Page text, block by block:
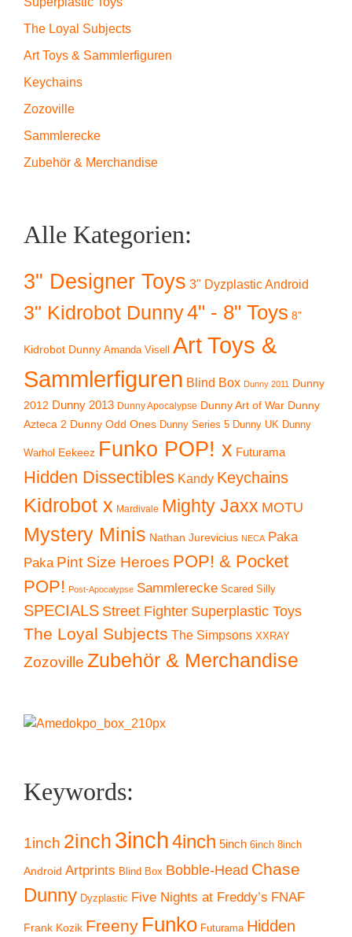
The Loyal Subjects
Art Toys & Sammlerfiguren
Keychains
Zozoville
Sammlerecke
Zubehör & Merchandise
Alle Kategorien:
3" Designer Toys 3" Dyzplastic Android
3" Kidrobot Dunny4" - 8" Toys 8"
Kidrobot Dunny Amanda Visell Art Toys &
Sammlerfiguren Blind Box Dunny 2011 Dunny
2012 Dunny 2013 Dunny Apocalypse Dunny Art of War Dunny
Azteca 2 Dunny Odd Ones Dunny Series 5 Dunny UK Dunny
Warhol Eekeez Funko POP! x Futurama
Hidden Dissectibles Kandy Keychains
Kidrobot x Mardivale Mighty Jaxx MOTU
Mystery Minis Nathan Jurevicius NECA Paka
Paka Pint Size Heroes POP! & Pocket
POP! Post-Apocalypse Sammlerecke Scared Silly
SPECIALS Street Fighter Superplastic Toys
The Loyal Subjects The Simpsons XXRAY
Zozoville Zubehör & Merchandise
Keywords:
1inch 2inch 3inch4inch 5inch 6inch 8inch
Android Artprints Blind Box Bobble-Head Chase
Dunny Dyzplastic Five Nights at Freddy’s FNAF
Frank Kozik Freeny Funko Futurama Hidden